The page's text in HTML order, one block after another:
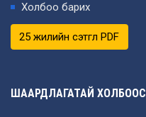
Холбоо барих
25 жилийн сэтгүүл PDF
ШААРДЛАГАТАЙ ХОЛБООС